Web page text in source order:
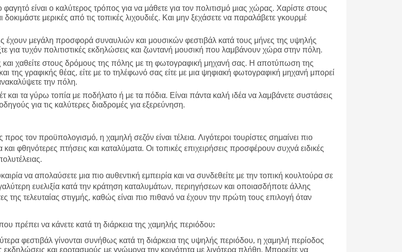
φαγητό είναι ο καλύτερος τρόπος για να μάθετε για τον πολιτισμό μιας χώρας. Χαρίστε στους
μερικές από τις τοπικές λιχουδιές. Και μην ξεχάσετε να παραλάβετε γκουρμέ
έχουν μεγάλη προσφορά συναυλιών και μουσικών φεστιβάλ κατά τους μήνες της υψηλής
για τυχόν πολιτιστικές εκδηλώσεις και ζωντανή μουσική που λαμβάνουν χώρα στην πόλη.
και χαθείτε στους δρόμους της πόλης με τη φωτογραφική μηχανή σας. Η αποτύπωση της
της γραφικής θέας, είτε με το τηλέφωνό σας είτε με μια ψηφιακή φωτογραφική μηχανή μπορεί
την πόλη.
και τα γύρω τοπία με ποδήλατο ή με τα πόδια. Είναι πάντα καλή ιδέα να λαμβάνετε συστάσεις
για τις καλύτερες διαδρομές για εξερεύνηση.
τον προϋπολογισμό, η χαμηλή σεζόν είναι τέλεια. Λιγότεροι τουρίστες σημαίνει πιο
φθηνότερες πτήσεις και καταλύματα. Οι τοπικές επιχειρήσεις προσφέρουν συχνά ειδικές
να απολαύσετε μια πιο αυθεντική εμπειρία και να συνδεθείτε με την τοπική κουλτούρα σε
ευελιξία κατά την κράτηση καταλυμάτων, περιηγήσεων και οποιασδήποτε άλλης
της τελευταίας στιγμής, καθώς είναι πιο πιθανό να έχουν την πρώτη τους επιλογή όταν
πρέπει να κάνετε κατά τη διάρκεια της χαμηλής περιόδου:
φεστιβάλ γίνονται συνήθως κατά τη διάρκεια της υψηλής περιόδου, η χαμηλή περίοδος
και εορτασμούς με γνώμονα την κοινότητα με λιγότερα πλήθη. Μπορείτε να